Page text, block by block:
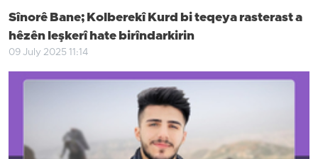
Sînorê Bane; Kolberekî Kurd bi teqeya rasterast a
hêzên leşkerî hate birîndarkirin
09 July 2025 11:14